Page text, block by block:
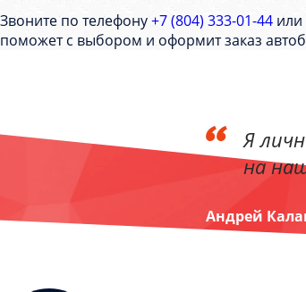
Звоните по телефону+7 (804) 333-01-44 или
поможет с выбором и оформит заказ
Я
на
Андрей